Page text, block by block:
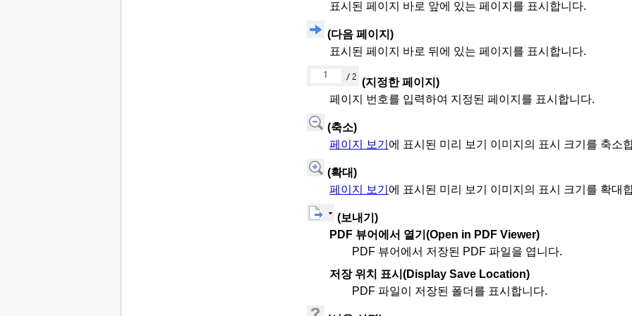
표시된 페이지 바로 앞에 있는 페이지를 표시합니다.
(다음 페이지)
표시된 페이지 바로 뒤에 있는 페이지를 표시합니다.
(지정한 페이지)
페이지 번호를 입력하여 지정된 페이지를 표시합니다.
(축소)
페이지 보기 에 표시된 미리 보기 이미지의 표시 크기를 축소
(확대)
페이지 보기 에 표시된 미리 보기 이미지의 표시 크기를 확대
(보내기)
PDF 뷰어에서 열기 (Open in PDF Viewer)
PDF 뷰어에서 저장된 PDF 파일을 엽니다.
저장 위치 표시 (Display Save Location)
PDF 파일이 저장된 폴더를 표시합니다.